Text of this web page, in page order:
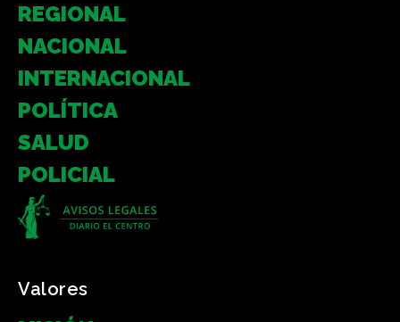
REGIONAL
NACIONAL
INTERNACIONAL
POLÍTICA
SALUD
POLICIAL
Valores